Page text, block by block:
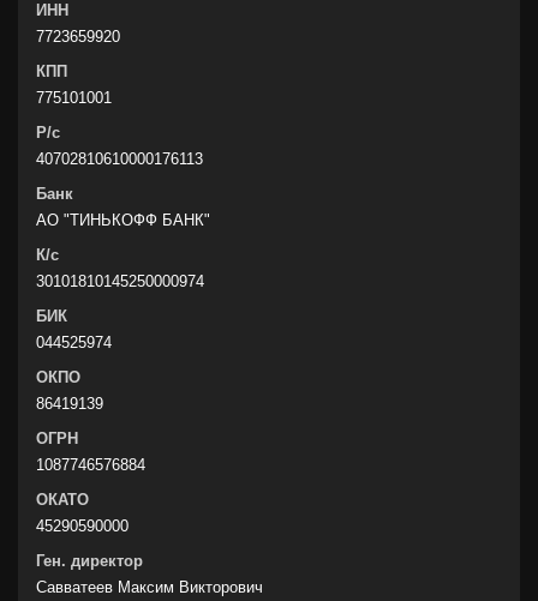
ИНН
7723659920
КПП
775101001
Р/с
40702810610000176113
Банк
АО "ТИНЬКОФФ БАНК"
К/с
30101810145250000974
БИК
044525974
ОКПО
86419139
ОГРН
1087746576884
ОКАТО
45290590000
Ген. директор
Савватеев Максим Викторович